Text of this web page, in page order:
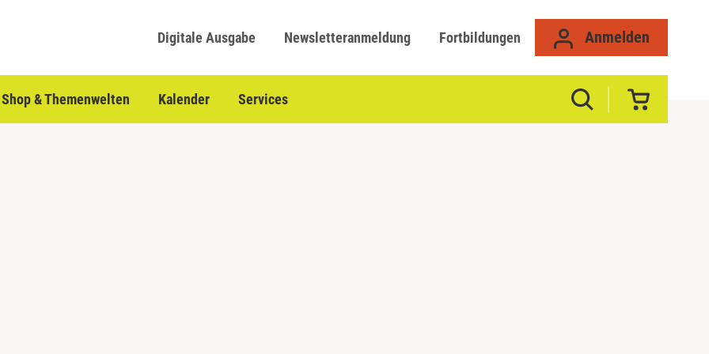
Digitale Ausgabe Newsletteranmeldung Fortbildungen Anmelden
Shop & Themenwelten Kalender Services